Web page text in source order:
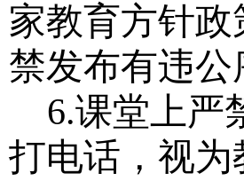
家教育方针
禁发布有违
6.课堂上严
打电话，视